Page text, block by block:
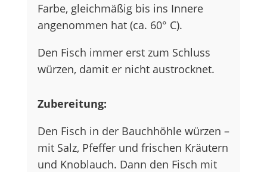
Farbe, gleichmäßig bis ins Innere
angenommen hat (ca. 60° C).
Den Fisch immer erst zum Schluss
würzen, damit er nicht austrocknet.
Zubereitung:
Den Fisch in der Bauchhöhle würzen –
mit Salz, Pfeffer und frischen Kräutern
und Knoblauch. Dann den Fisch mit